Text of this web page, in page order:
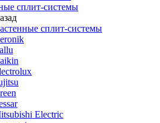
сплит-системы
сплит-системы
Electric